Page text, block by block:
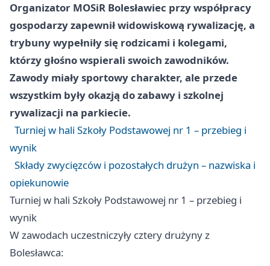
Organizator MOSiR Bolesławiec przy współpracy
gospodarzy zapewnił widowiskową rywalizację, a
trybuny wypełniły się rodzicami i kolegami,
którzy głośno wspierali swoich zawodników.
Zawody miały sportowy charakter, ale przede
wszystkim były okazją do zabawy i szkolnej
rywalizacji na parkiecie.
Turniej w hali Szkoły Podstawowej nr 1 – przebieg i
wynik
Składy zwycięzców i pozostałych drużyn – nazwiska i
opiekunowie
Turniej w hali Szkoły Podstawowej nr 1 – przebieg i
wynik
W zawodach uczestniczyły cztery drużyny z
Bolesławca: